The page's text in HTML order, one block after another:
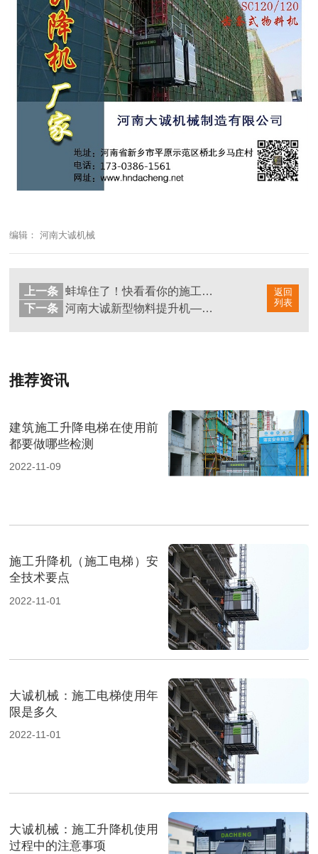
编辑： 河南大诚机械
返回
列表
上一条
蚌埠住了！快看看你的施工升降机使用期限到了没有
下一条
河南大诚新型物料提升机——自选平层，智能操控
推荐资讯
建筑施工升降电梯在使用前
都要做哪些检测
2022-11-09
施工升降机（施工电梯）安
全技术要点
2022-11-01
大诚机械：施工电梯使用年
限是多久
2022-11-01
大诚机械：施工升降机使用
过程中的注意事项